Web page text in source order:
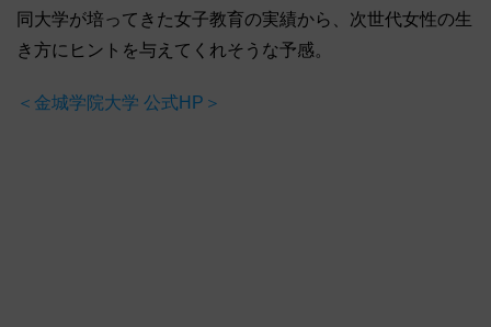
同大学が培ってきた女子教育の実績から、次世代女性の生
き方にヒントを与えてくれそうな予感。
＜金城学院大学 公式HP＞